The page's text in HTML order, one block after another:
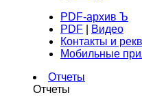
PDF-архив Ъ
PDF
Видео
Контакты и
Мобильные
Отчеты
Отчеты